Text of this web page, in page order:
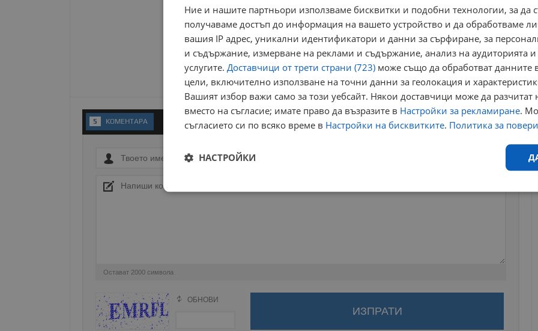
5 KОМЕНТАРA
Остават 2000 символа
Поради зачестилите злоупотреби в сайта, за да оставите анонимен коментар или да гласувате
изискваме да се идентифицирате с Google акаунт.
ОБНОВИ
Ние и нашите партньори използваме бисквитки и подобни технологии, за да
получаваме достъп до информация на вашето устройство и да обработваме
вашия IP адрес, уникални идентификатори и данни за сърфиране, за
и съдържание, измерване на реклами и съдържание, анализ на аудиторията
услугите. Доставчици от трети страни (723) може също да обработват данните
цели, включително използване на точни данни за геолокация и
Вашият избор важи само за този уебсайт. Някои доставчици може да разчитат
вместо на съгласие; имате право да възразите в Настройки за рекламиране.
съгласието си по всяко време в Настройки на бисквитките. Политика за
НАСТРОЙКИ
Строго
Ефективност Таргетиране Функционалност
Строго необходимите бисквитки позволяват основната функционалност на уебсайта, като потребителско